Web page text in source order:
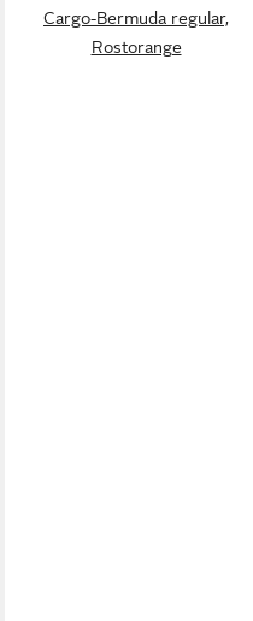
Cargo-Bermuda regular,
Rostorange